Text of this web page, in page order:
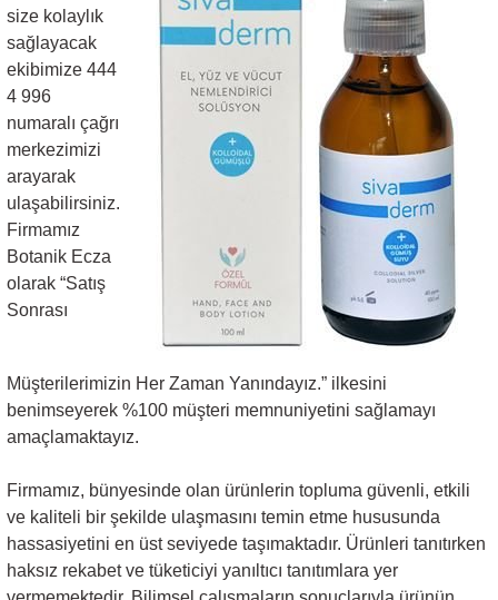
size kolaylık
sağlayacak
ekibimize 444
4 996
numaralı çağrı
merkezimizi
arayarak
ulaşabilirsiniz.
Firmamız
Botanik Ecza
olarak “Satış
Sonrası
Müşterilerimizin Her Zaman Yanındayız.” ilkesini
benimseyerek %100 müşteri memnuniyetini sağlamayı
amaçlamaktayız.
Firmamız, bünyesinde olan ürünlerin topluma güvenli, etkili
ve kaliteli bir şekilde ulaşmasını temin etme hususunda
hassasiyetini en üst seviyede taşımaktadır. Ürünleri tanıtırken
haksız rekabet ve tüketiciyi yanıltıcı tanıtımlara yer